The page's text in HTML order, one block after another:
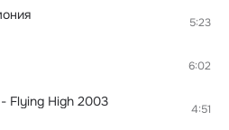
5:23
6:02
Flying High 2003 4:51